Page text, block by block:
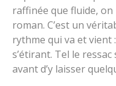
raffinée que fluide,
roman. C’est un
rythme qui va et
s’étirant. Tel le
avant d’y laisser